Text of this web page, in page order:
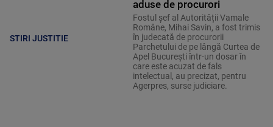
STIRI JUSTITIE
aduse de procurori
Fostul șef al Autorității Vamale
Române, Mihai Savin, a fost trimis
în judecată de procurorii
Parchetului de pe lângă Curtea de
Apel București într-un dosar în
care este acuzat de fals
intelectual, au precizat, pentru
Agerpres, surse judiciare.